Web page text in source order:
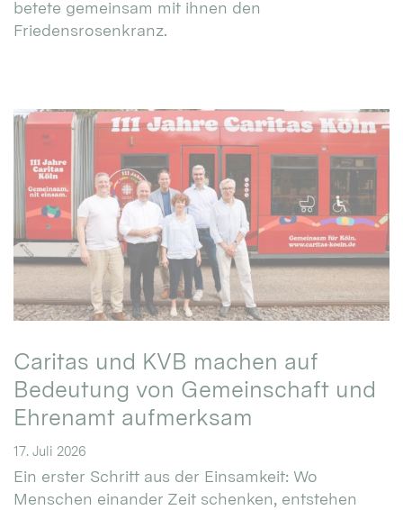
betete gemeinsam mit ihnen den
Friedensrosenkranz.
Caritas und KVB machen auf
Bedeutung von Gemeinschaft und
Ehrenamt aufmerksam
17. Juli 2026
Ein erster Schritt aus der Einsamkeit: Wo
Menschen einander Zeit schenken, entstehen